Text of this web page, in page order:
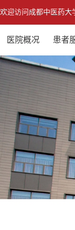
欢迎访问成都中医药大
医院概况 患者